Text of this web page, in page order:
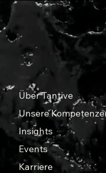
Über Tantive
Unsere
Insights
Events
Karriere